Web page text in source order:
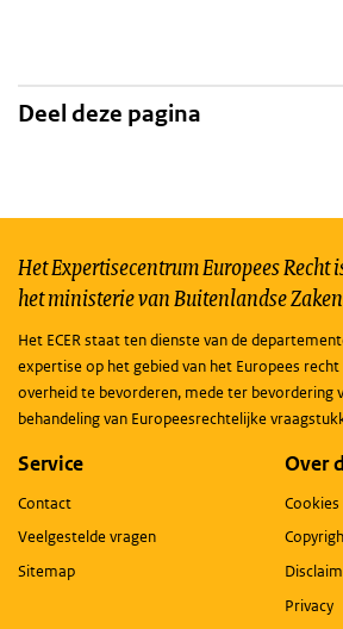
Deel deze pagina
Het Expertisecentrum Europees
het ministerie van Buitenlandse
Het ECER staat ten dienste van de
expertise op het gebied van het Europees
overheid te bevorderen, mede ter bevordering
behandeling van Europeesrechtelijke
Service
Contact
Veelgestelde vragen
Sitemap
Over
Cookies
Privacy